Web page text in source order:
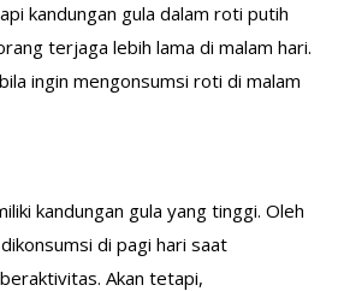
kandungan gula dalam roti putih
terjaga lebih lama di malam hari.
ingin mengonsumsi roti di malam
kandungan gula yang tinggi. Oleh
di pagi hari saat
Akan tetapi,